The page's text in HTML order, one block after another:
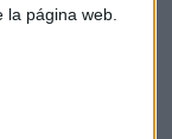
página web.